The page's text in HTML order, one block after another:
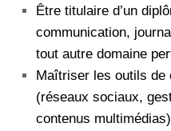
Être titulaire d’un
communication,
tout autre domaine
Maîtriser les outils de
(réseaux sociaux,
contenus